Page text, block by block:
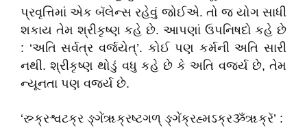
પ્રવૃત્તિમાં એક બૅલેન્સ રહેવું જોઈએ. તો જ યોગ સાધી
શકાય તેમ શ્રીકૃષ્ણ કહે છે. આપણાં ઉપનિષદો કહે છે
: ‘અતિ સર્વત્ર વર્જયેત્‌’. કોઈ પણ કર્મની અતિ સારી
નથી. શ્રીકૃષ્ણ થોડું વધુ કહે છે કે અતિ વર્જ્ય છે, તેમ
ન્યૂનતા પણ વર્જ્ય છે.
‘સ્ર્ક્રશ્વટક્ર ઙ્ગેંૠક્રષ્ટગળ્ ઙ્ગેંક્રહ્મઽક્રૐૠક્રૅ’ :